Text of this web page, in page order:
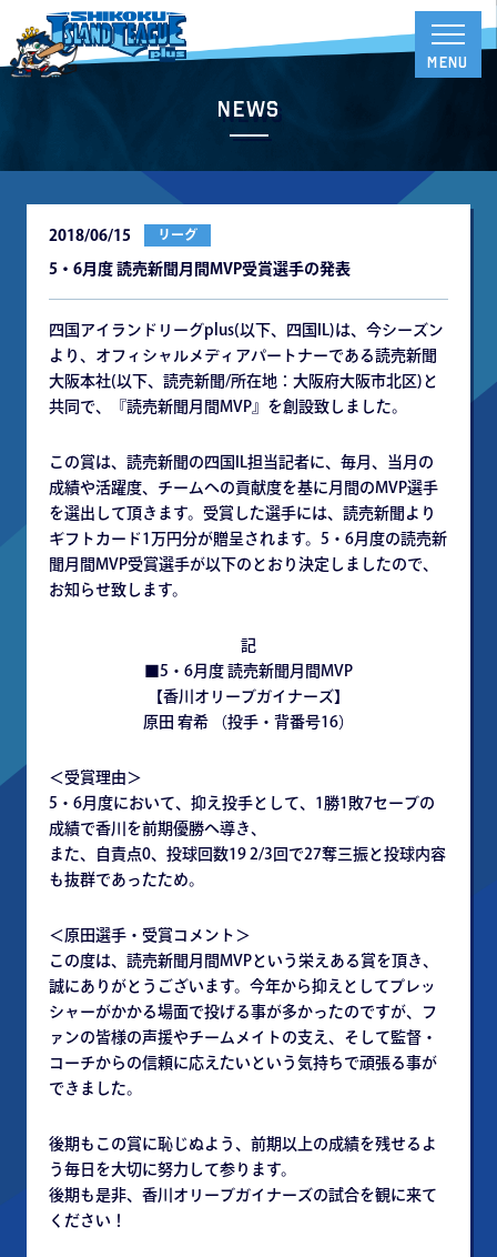
News
2018/06/15 リーグ
5・6月度 読売新聞月間MVP受賞選手の発表
四国アイランドリーグplus(以下、四国IL)は、今シーズン
より、オフィシャルメディアパートナーである読売新聞
大阪本社(以下、読売新聞/所在地：大阪府大阪市北区)と
共同で、『読売新聞月間MVP』を創設致しました。
この賞は、読売新聞の四国IL担当記者に、毎月、当月の
成績や活躍度、チームへの貢献度を基に月間のMVP選手
を選出して頂きます。受賞した選手には、読売新聞より
ギフトカード1万円分が贈呈されます。5・6月度の読売新
聞月間MVP受賞選手が以下のとおり決定しましたので、
お知らせ致します。
記
■5・6月度 読売新聞月間MVP
【香川オリーブガイナーズ】
原田 宥希 （投手・背番号16）
＜受賞理由＞
5・6月度において、抑え投手として、1勝1敗7セーブの
成績で香川を前期優勝へ導き、
また、自責点0、投球回数19 2/3回で27奪三振と投球内容
も抜群であったため。
＜原田選手・受賞コメント＞
この度は、読売新聞月間MVPという栄えある賞を頂き、
誠にありがとうございます。今年から抑えとしてプレッ
シャーがかかる場面で投げる事が多かったのですが、フ
ァンの皆様の声援やチームメイトの支え、そして監督・
コーチからの信頼に応えたいという気持ちで頑張る事が
できました。
後期もこの賞に恥じぬよう、前期以上の成績を残せるよ
う毎日を大切に努力して参ります。
後期も是非、香川オリーブガイナーズの試合を観に来て
ください！